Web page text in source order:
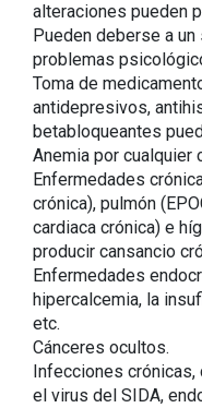
alteraciones pueden
Pueden deberse a
problemas
Toma de
antidepresivos,
betabloqueantes
Anemia por cualquier
Enfermedades
crónica), pulmón
cardiaca crónica) e
producir cansancio
Enfermedades
hipercalcemia, la
etc.
Cánceres ocultos.
Infecciones
el virus del SIDA,